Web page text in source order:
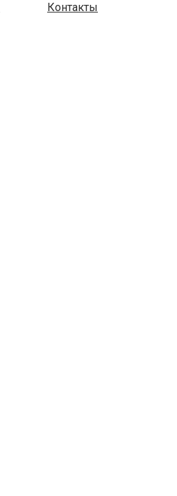
Контакты